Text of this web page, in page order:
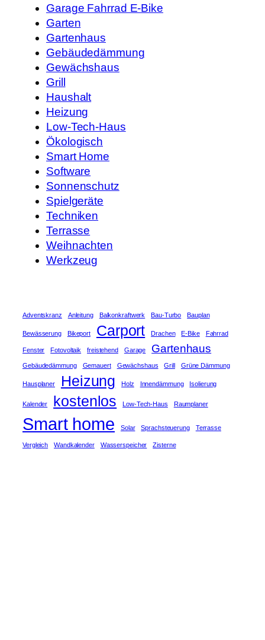
Garage Fahrrad E-Bike
Garten
Gartenhaus
Gebäudedämmung
Gewächshaus
Grill
Haushalt
Heizung
Low-Tech-Haus
Ökologisch
Smart Home
Software
Sonnenschutz
Spielgeräte
Techniken
Terrasse
Weihnachten
Werkzeug
Adventskranz Anleitung Balkonkraftwerk Bau-Turbo Bauplan
Bewässerung Bikeport Carport Drachen E-Bike Fahrrad
Fenster Fotovoltaik freistehend Garage Gartenhaus
Gebäudedämmung Gemauert Gewächshaus Grill Grüne Dämmung
Hausplaner Heizung Holz Innendämmung Isolierung
Kalender kostenlos Low-Tech-Haus Raumplaner
Smart home Solar Sprachsteuerung Terrasse
Vergleich Wandkalender Wasserspeicher Zisterne